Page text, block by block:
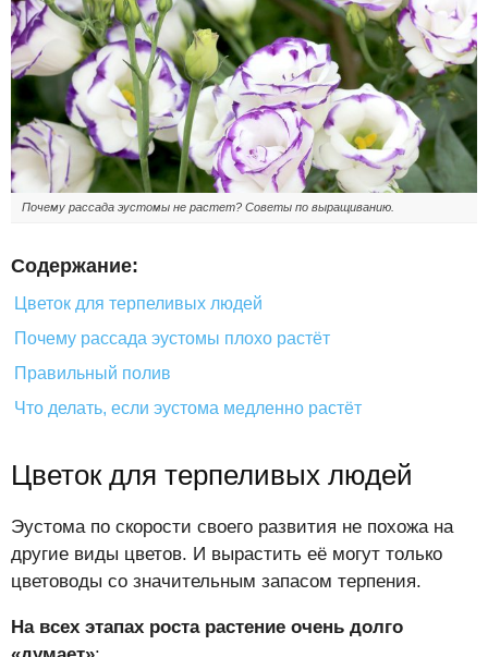
Почему рассада эустомы не растет? Советы по выращиванию.
Содержание:
Цветок для терпеливых людей
Почему рассада эустомы плохо растёт
Правильный полив
Что делать, если эустома медленно растёт
Цветок для терпеливых людей
Эустома по скорости своего развития не похожа на
другие виды цветов. И вырастить её могут только
цветоводы со значительным запасом терпения.
На всех этапах роста растение очень долго